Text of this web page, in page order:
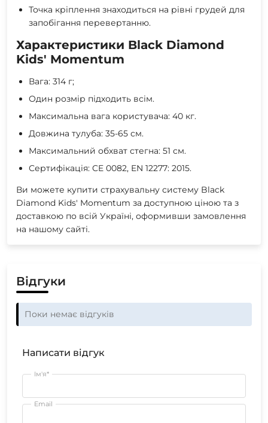
Точка кріплення знаходиться на рівні грудей для
запобігання перевертанню.
Характеристики Black Diamond
Kids' Momentum
Вага: 314 г;
Один розмір підходить всім.
Максимальна вага користувача: 40 кг.
Довжина тулуба: 35-65 см.
Максимальний обхват стегна: 51 см.
Сертифікація: CE 0082, EN 12277: 2015.
Ви можете купити страхувальну систему Black
Diamond Kids' Momentum за доступною ціною та з
доставкою по всій Україні, оформивши замовлення
на нашому сайті.
Відгуки
Поки немає відгуків
Написати відгук
Ім'я*
Email